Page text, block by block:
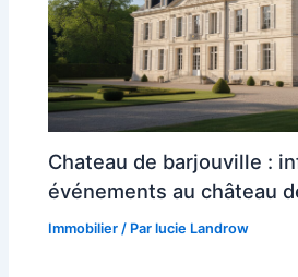
Chateau de barjouville :
événements au château
Immobilier / Parlucie Landrow